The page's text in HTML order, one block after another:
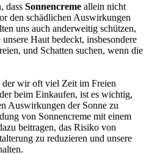
dass Sonnencreme allein nicht
den schädlichen Auswirkungen
uns auch anderweitig schützen,
Haut bedeckt, insbesondere
und Schatten suchen, wenn die
der wir oft viel Zeit im Freien
beim Einkaufen, ist es wichtig,
Auswirkungen der Sonne zu
von Sonnencreme mit einem
beitragen, das Risiko von
zu reduzieren und unsere